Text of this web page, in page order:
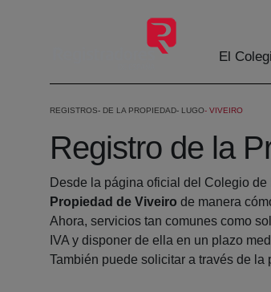
El
REGISTROS DE LA PROPIEDAD LUGO VIVEIRO
Registro de la
Desde la página oficial del Colegio
Propiedad de Viveiro de manera
Ahora, servicios tan comunes como
IVA y disponer de ella en un plazo
También puede solicitar a través de